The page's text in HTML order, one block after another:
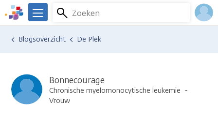
Overslaan
en
naar
We
er
Kanker.nl
Zoeken
Menu
Ervaringen van anderen
Blogsoverzicht De Plek
Bonnecourage
Chronische myelomonocytische leukemie
Vrouw